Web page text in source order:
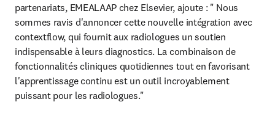
partenariats, EMEALAAP chez Elsevier, ajoute : " Nous
sommes ravis d'annoncer cette nouvelle intégration avec
contextflow, qui fournit aux radiologues un soutien
indispensable à leurs diagnostics. La combinaison de
fonctionnalités cliniques quotidiennes tout en favorisant
l'apprentissage continu est un outil incroyablement
puissant pour les radiologues."